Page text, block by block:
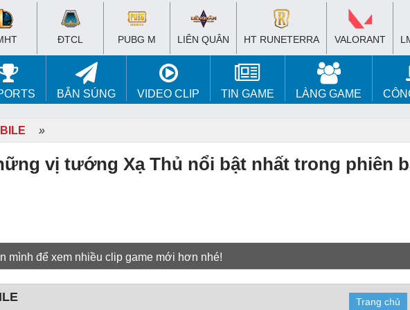
ĐTCL PUBG M LIÊN QUÂN HT RUNETERRA VALORANT
BẮN SÚNG VIDEO CLIP TIN GAME LÀNG GAME
»
vị tướng Xạ Thủ nổi bật nhất trong phiên
mình để xem nhiều clip game mới hơn nhé!
Trang chủ